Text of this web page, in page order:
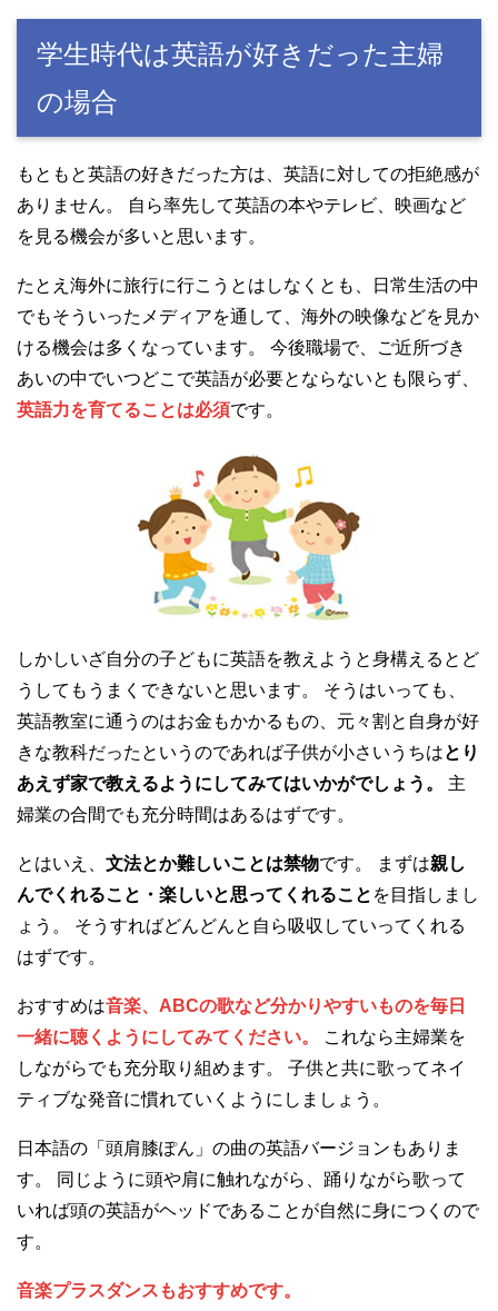
学生時代は英語が好きだった主婦
の場合
もともと英語の好きだった方は、英語に対しての拒絶感が
ありません。 自ら率先して英語の本やテレビ、映画など
を見る機会が多いと思います。
たとえ海外に旅行に行こうとはしなくとも、日常生活の中
でもそういったメディアを通して、海外の映像などを見か
ける機会は多くなっています。 今後職場で、ご近所づき
あいの中でいつどこで英語が必要とならないとも限らず、
英語力を育てることは必須です。
しかしいざ自分の子どもに英語を教えようと身構えるとど
うしてもうまくできないと思います。 そうはいっても、
英語教室に通うのはお金もかかるもの、元々割と自身が好
きな教科だったというのであれば子供が小さいうちはとり
あえず家で教えるようにしてみてはいかがでしょう。
主
婦業の合間でも充分時間はあるはずです。
とはいえ、 文法とか難しいことは禁物です。 まずは親し
んでくれること・楽しいと思ってくれること を目指しまし
ょう。 そうすればどんどんと自ら吸収していってくれる
はずです。
おすすめは音楽、ABCの歌など分かりやすいものを毎日
一緒に聴くようにしてみてください。
これなら主婦業を
しながらでも充分取り組めます。 子供と共に歌ってネイ
ティブな発音に慣れていくようにしましょう。
日本語の「頭肩膝ぽん」の曲の英語バージョンもありま
す。 同じように頭や肩に触れながら、踊りながら歌って
いれば頭の英語がヘッドであることが自然に身につくので
す。
音楽プラスダンスもおすすめです。